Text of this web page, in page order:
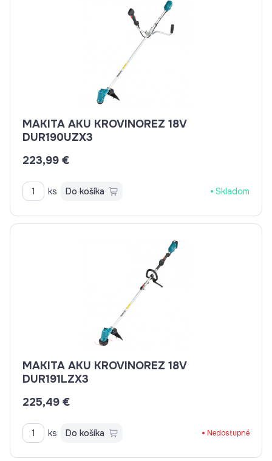
MAKITA AKU KROVINOREZ 18V
DUR190UZX3
223,99 €
ks Do košíka Skladom
MAKITA AKU KROVINOREZ 18V
DUR191LZX3
225,49 €
ks Do košíka Nedostupné